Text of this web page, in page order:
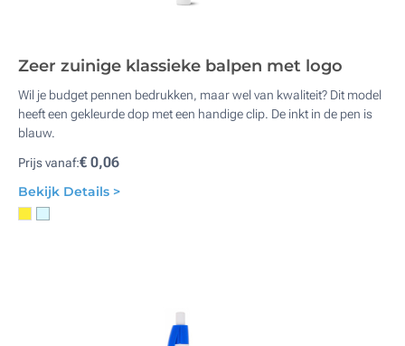
Zeer zuinige klassieke balpen met logo
Wil je budget pennen bedrukken, maar wel van kwaliteit? Dit model
heeft een gekleurde dop met een handige clip. De inkt in de pen is
blauw.
Prijs vanaf:€ 0,06
Bekijk Details >